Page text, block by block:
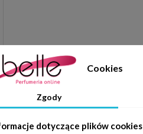
Cookies
Zgody
dotyczące plików cookies